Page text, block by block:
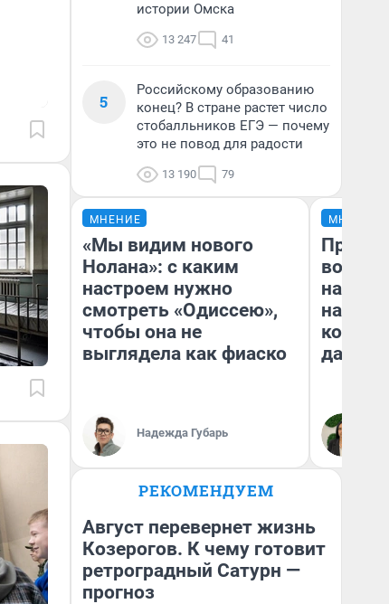
истории Омска
13 247 41
5
Российскому образованию
конец? В стране растет число
стобалльников ЕГЭ — почему
это не повод для радости
13 190 79
МНЕНИЕ
«Мы видим нового
Нолана»: с каким
настроем нужно
смотреть «Одиссею»,
чтобы она не
выглядела как фиаско
Надежда Губарь
МНЕНИЕ
нам
даже
РЕКОМЕНДУЕМ
Август перевернет жизнь
Козерогов. К чему готовит
ретроградный Сатурн —
прогноз